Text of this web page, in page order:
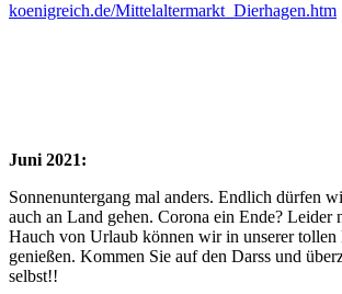
koenigreich.de/Mittelaltermarkt_Dierhagen.htm
Juni 2021:
Sonnenuntergang mal anders. Endlich dürfen
auch an Land gehen. Corona ein Ende? Leider
Hauch von Urlaub können wir in unserer tollen
genießen. Kommen Sie auf den Darss und
selbst!!